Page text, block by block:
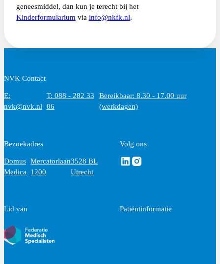
geneesmiddel, dan kun je terecht bij het
Kinderformularium via info@nkfk.nl.
NVK Contact
E:
nvk@nvk.nl
T: 088 - 282 33
06
Bereikbaar: 8.30 - 17.00 uur
(werkdagen)
Bezoekadres
Domus
Medica
Mercatorlaan
1200
3528 BL
Utrecht
Volg ons
Volg ons via Linkedin
Volg ons via Instagram
Lid van Patiëntinformatie